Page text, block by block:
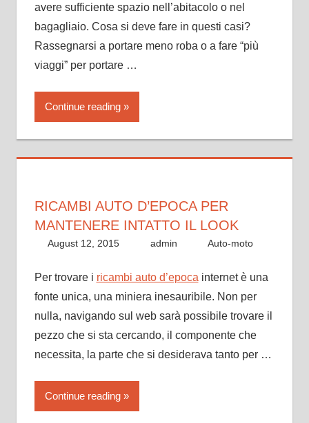
avere sufficiente spazio nell’abitacolo o nel
bagagliaio. Cosa si deve fare in questi casi?
Rassegnarsi a portare meno roba o a fare “più
viaggi” per portare …
Continue reading
RICAMBI AUTO D’EPOCA PER
MANTENERE INTATTO IL LOOK
August 12, 2015 admin Auto-moto
Per trovare i ricambi auto d’epoca internet è una
fonte unica, una miniera inesauribile. Non per
nulla, navigando sul web sarà possibile trovare il
pezzo che si sta cercando, il componente che
necessita, la parte che si desiderava tanto per …
Continue reading